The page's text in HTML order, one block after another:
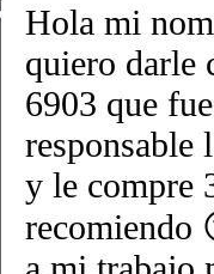
Hola mi
quiero darle
6903 que
responsable
y le compre
recomiendo